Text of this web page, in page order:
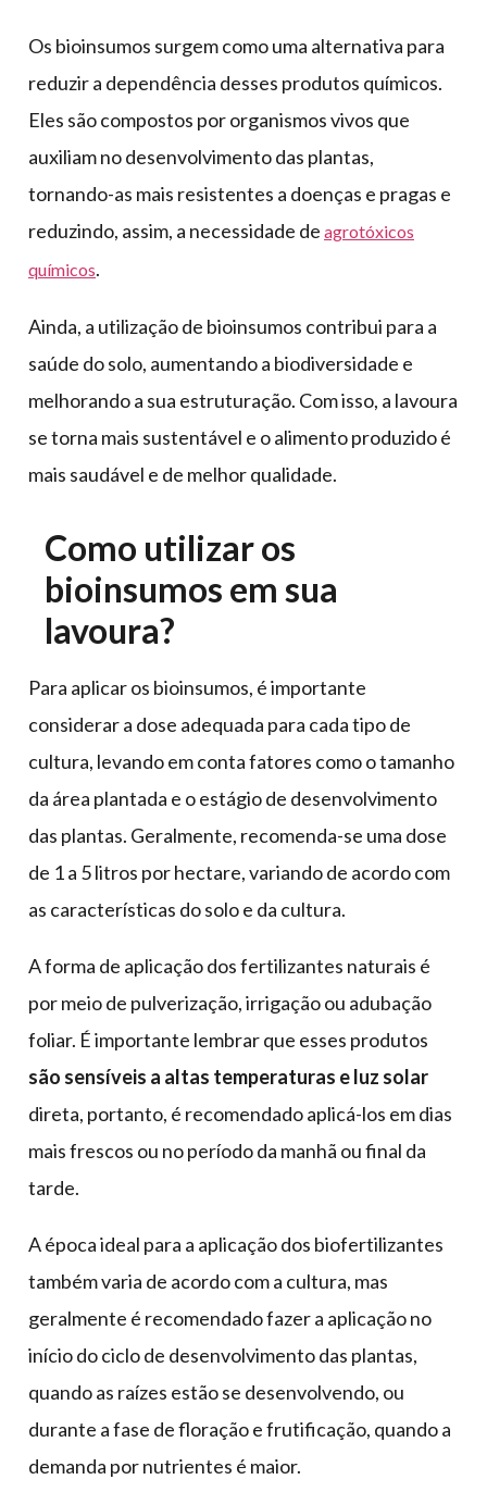
Os bioinsumos surgem como uma alternativa para
reduzir a dependência desses produtos químicos.
Eles são compostos por organismos vivos que
auxiliam no desenvolvimento das plantas,
tornando-as mais resistentes a doenças e pragas e
reduzindo, assim, a necessidade de agrotóxicos
químicos.
Ainda, a utilização de bioinsumos contribui para a
saúde do solo, aumentando a biodiversidade e
melhorando a sua estruturação. Com isso, a lavoura
se torna mais sustentável e o alimento produzido é
mais saudável e de melhor qualidade.
Como utilizar os
bioinsumos em sua
lavoura?
Para aplicar os bioinsumos, é importante
considerar a dose adequada para cada tipo de
cultura, levando em conta fatores como o tamanho
da área plantada e o estágio de desenvolvimento
das plantas. Geralmente, recomenda-se uma dose
de 1 a 5 litros por hectare, variando de acordo com
as características do solo e da cultura.
A forma de aplicação dos fertilizantes naturais é
por meio de pulverização, irrigação ou adubação
foliar. É importante lembrar que esses produtos
são sensíveis a altas temperaturas e luz solar
direta, portanto, é recomendado aplicá-los em dias
mais frescos ou no período da manhã ou final da
tarde.
A época ideal para a aplicação dos biofertilizantes
também varia de acordo com a cultura, mas
geralmente é recomendado fazer a aplicação no
início do ciclo de desenvolvimento das plantas,
quando as raízes estão se desenvolvendo, ou
durante a fase de floração e frutificação, quando a
demanda por nutrientes é maior.